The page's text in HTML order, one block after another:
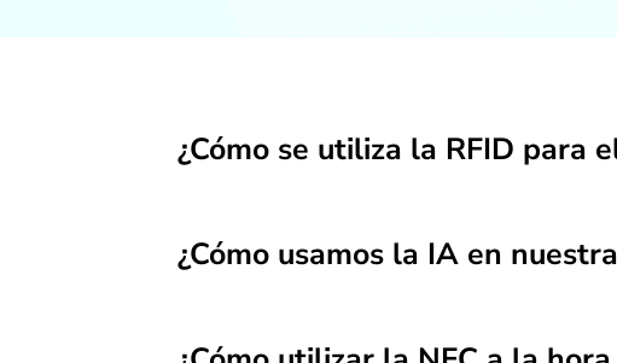
¿Cómo se utiliza la RFID para
¿Cómo usamos la IA en